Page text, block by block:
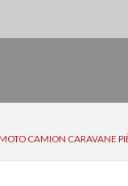
CAMION CARAVANE